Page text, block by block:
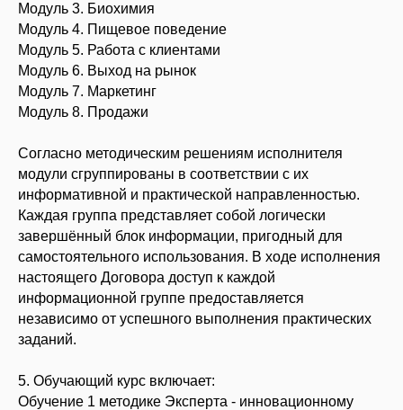
Модуль 3. Биохимия
Модуль 4. Пищевое поведение
Модуль 5. Работа с клиентами
Модуль 6. Выход на рынок
Модуль 7. Маркетинг
Модуль 8. Продажи
Согласно методическим решениям исполнителя
модули сгруппированы в соответствии с их
информативной и практической направленностью.
Каждая группа представляет собой логически
завершённый блок информации, пригодный для
самостоятельного использования. В ходе исполнения
настоящего Договора доступ к каждой
информационной группе предоставляется
независимо от успешного выполнения практических
заданий.
5. Обучающий курс включает:
Обучение 1 методике Эксперта - инновационному